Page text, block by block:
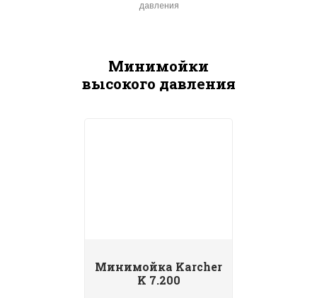
давления
Минимойки
высокого давления
Минимойка Karcher
K 7.200